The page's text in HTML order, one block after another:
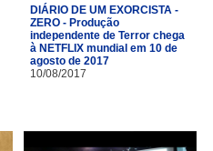
DIÁRIO DE UM EXORCISTA -
ZERO - Produção
independente de Terror chega
à NETFLIX mundial em 10 de
agosto de 2017
10/08/2017